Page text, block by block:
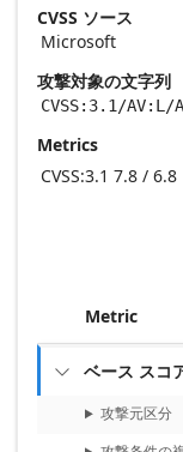
CVSS ソース
Microsoft
攻撃対象の文字列
CVSS:3.1/
Metrics
CVSS:3.1 7.8 / 6.8
Metric
 ベース スコ
攻撃元区分